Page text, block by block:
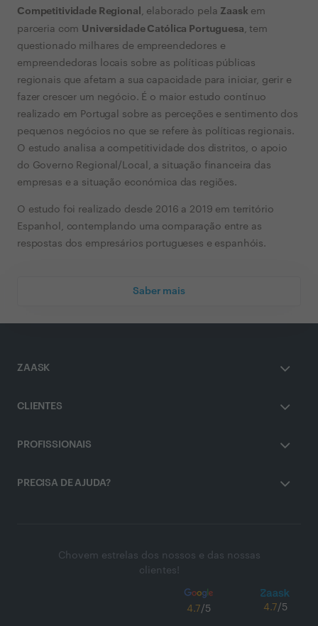
Competitividade Regional , elaborado pela Zaask em
parceria com Universidade Católica Portuguesa , tem
questionado milhares de empreendedores e
empreendedoras locais sobre as políticas públicas
regionais que afetam a sua capacidade para iniciar, gerir e
fazer crescer um negócio. É o maior estudo contínuo
realizado em Portugal sobre as perceções e sentimento dos
pequenos negócios no que se refere às políticas regionais.
O estudo analisa a competitividade dos distritos, o apoio
do Governo Regional/Local, a situação financeira das
empresas e a situação económica das regiões.
O estudo foi realizado desde 2016 a 2019 em território
Espanhol, contemplando uma comparação entre as
respostas dos empresários portugueses e espanhóis.
Saber mais
ZAASK
CLIENTES
PROFISSIONAIS
PRECISA DE AJUDA?
Chovem estrelas dos nossos e das nossas
clientes!
4.7/5 4.7/5